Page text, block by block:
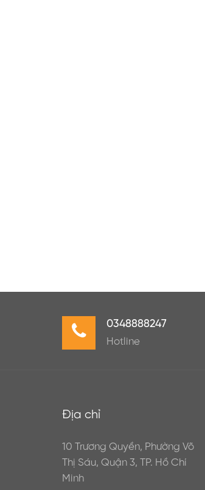
0348888247
Hotline
Địa chỉ
10 Trương Quyền, Phường Võ
Thị Sáu, Quận 3, TP. Hồ Chí
Minh